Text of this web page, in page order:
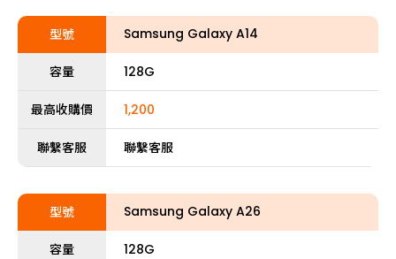
型號 Samsung Galaxy A14
容量 128G
最高收購價 1,200
聯繫客服 聯繫客服
型號 Samsung Galaxy A26
容量 128G